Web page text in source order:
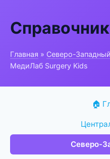
Главная » Северо-
МедиЛаб Surgery Kids
🏠
Северо-